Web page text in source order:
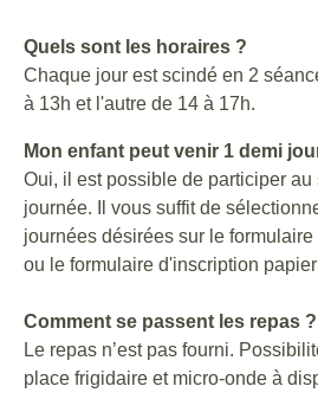
Quels sont les horaires ?
Chaque jour est scindé en 2
à 13h et l'autre de 14 à 17h.
Mon enfant peut venir 1 demi
Oui, il est possible de participer au
journée. Il vous suffit de
journées désirées sur le
ou le formulaire d'inscription papier
Comment se passent les repas ?
Le repas n’est pas fourni.
place frigidaire et micro-onde à